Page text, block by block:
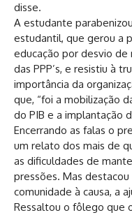
disse.
A estudante
estudantil, que gerou a
educação por desvio de
das PPP’s, e resistiu à
importância da
que, “foi a mobilização
do PIB e a implantação
Encerrando as falas o
um relato dos mais de
as dificuldades de
pressões. Mas
comunidade à causa, a
Ressaltou o fôlego que